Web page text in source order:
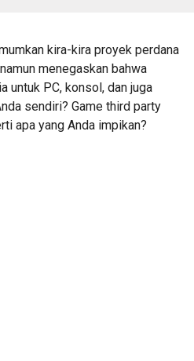
kira-kira proyek perdana
menegaskan bahwa
untuk PC, konsol, dan juga
sendiri? Game third party
apa yang Anda impikan?